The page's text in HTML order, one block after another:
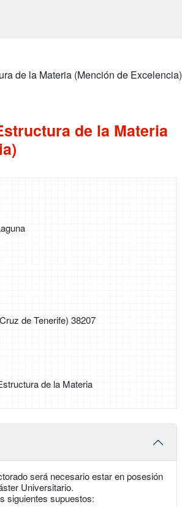
de la Materia (Mención de Excelencia)
de la Materia
de Tenerife) 38207
de la Materia
será necesario estar en posesión
Universitario.
siguientes supuestos: